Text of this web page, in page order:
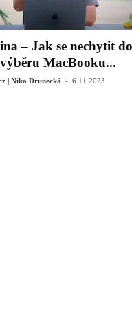
– Jak se nechytit do
MacBooku...
| Nika Drunecká - 6.11.2023